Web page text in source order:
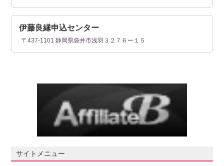
伊藤良縁申込センター
〒437-1101 静岡県袋井市浅羽３２７６ー１５
サイトメニュー